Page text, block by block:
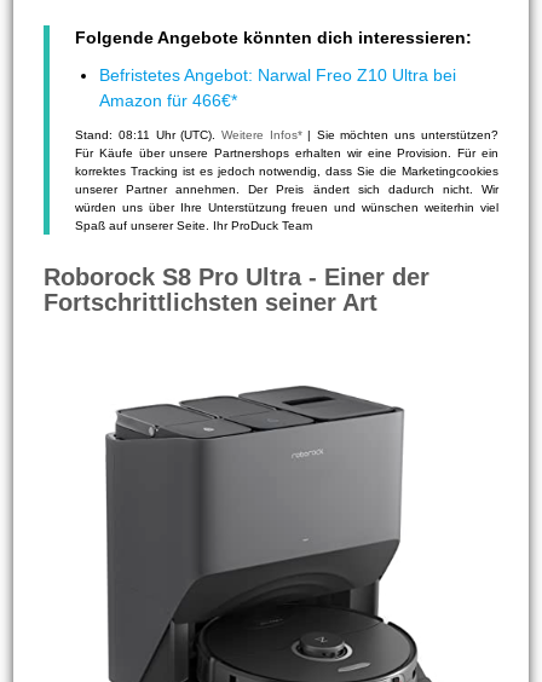
Folgende Angebote könnten dich interessieren:
Befristetes Angebot: Narwal Freo Z10 Ultra bei
Amazon für 466€*
Stand: 08:11 Uhr (UTC). Weitere Infos*| Sie möchten uns unterstützen?
Für Käufe über unsere Partnershops erhalten wir eine Provision. Für ein
korrektes Tracking ist es jedoch notwendig, dass Sie die Marketingcookies
unserer Partner annehmen. Der Preis ändert sich dadurch nicht. Wir
würden uns über Ihre Unterstützung freuen und wünschen weiterhin viel
Spaß auf unserer Seite. Ihr ProDuck Team
Roborock S8 Pro Ultra - Einer der
Fortschrittlichsten seiner Art